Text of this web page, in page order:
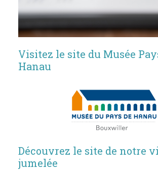
Visitez le site du Musée
Hanau
Découvrez le site de notre
jumelée